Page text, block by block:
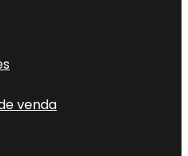
venda